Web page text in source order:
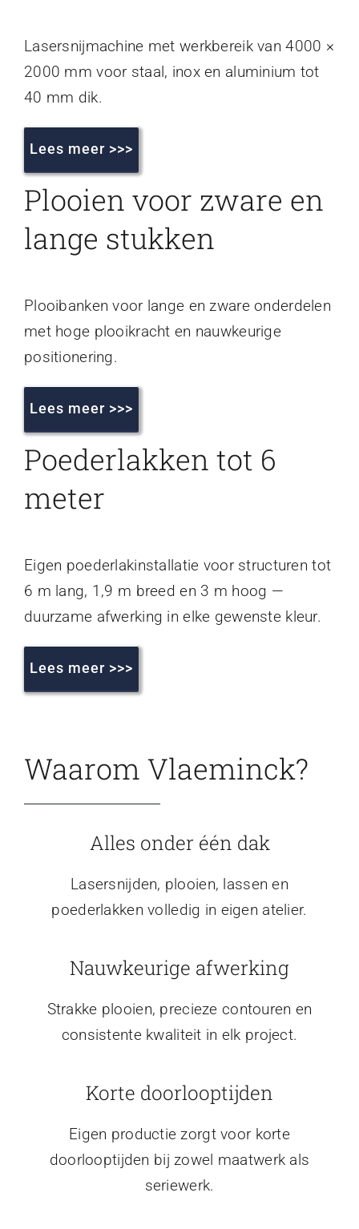
Lasersnijmachine met werkbereik van 4000 ×
2000 mm voor staal, inox en aluminium tot
40 mm dik.
Lees meer >>>
Plooien voor zware en
lange stukken
Plooibanken voor lange en zware onderdelen
met hoge plooikracht en nauwkeurige
positionering.
Lees meer >>>
Poederlakken tot 6
meter
Eigen poederlakinstallatie voor structuren tot
6 m lang, 1,9 m breed en 3 m hoog —
duurzame afwerking in elke gewenste kleur.
Lees meer >>>
Waarom Vlaeminck?
Alles onder één dak
Lasersnijden, plooien, lassen en
poederlakken volledig in eigen atelier.
Nauwkeurige afwerking
Strakke plooien, precieze contouren en
consistente kwaliteit in elk project.
Korte doorlooptijden
Eigen productie zorgt voor korte
doorlooptijden bij zowel maatwerk als
seriewerk.